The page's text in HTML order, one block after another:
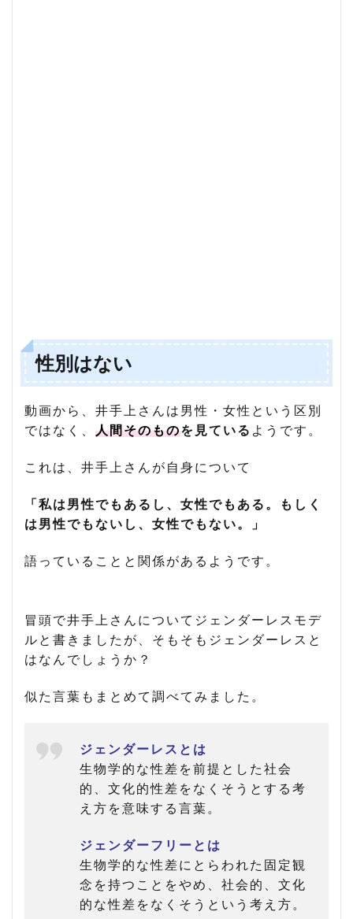
性別はない
動画から、井手上さんは男性・女性という区別
ではなく、 人間そのものを見ている ようです。
これは、井手上さんが自身について
「私は男性でもあるし、女性でもある。もしく
は男性でもないし、女性でもない。」
語っていることと関係があるようです。
冒頭で井手上さんについてジェンダーレスモデ
ルと書きましたが、そもそもジェンダーレスと
はなんでしょうか？
似た言葉もまとめて調べてみました。
ジェンダーレスとは
生物学的な性差を前提とした社会
的、文化的性差をなくそうとする考
え方を意味する言葉。
ジェンダーフリーとは
生物学的な性差にとらわれた固定観
念を持つことをやめ、社会的、文化
的な性差をなくそうという考え方。